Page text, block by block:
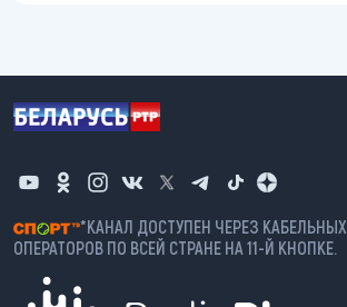
*КАНАЛ ДОСТУПЕН ЧЕРЕЗ КАБЕЛЬНЫХ
ОПЕРАТОРОВ ПО ВСЕЙ СТРАНЕ НА 11-Й КНОПКЕ.